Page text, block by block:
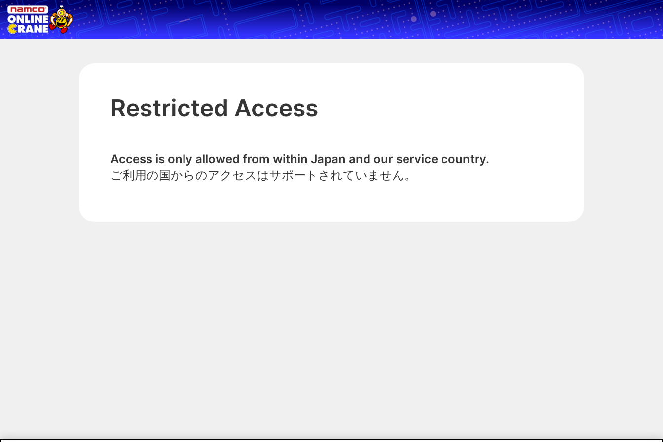
Restricted Access
Access is only allowed from within Japan and our service country.
ご利用の国からのアクセスはサポートされていません。